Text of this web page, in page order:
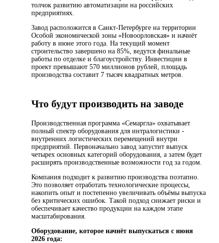
толчок развитию автоматизации на российских
предприятиях.
Завод расположится в Санкт-Петербурге на территории
Особой экономической зоны «Новоорловская» и начнёт
работу в июне этого года. На текущий момент
строительство завершено на 85%, ведутся финальные
работы по отделке и благоустройству. Инвестиции в
проект превышают 570 миллионов рублей, площадь
производства составит 7 тысяч квадратных метров.
Что будут производить на заводе
Производственная программа «Семаргла» охватывает
полный спектр оборудования для интралогистики -
внутренних логистических перемещений внутри
предприятий. Первоначально завод запустит выпуск
четырех основных категорий оборудования, а затем будет
расширять производственные возможности год за годом.
Компания подходит к развитию производства поэтапно.
Это позволяет отработать технологические процессы,
накопить опыт и постепенно увеличивать объёмы выпуска
без критических ошибок. Такой подход снижает риски и
обеспечивает качество продукции на каждом этапе
масштабирования.
Оборудование, которое начнёт выпускаться с июня
2026 года: